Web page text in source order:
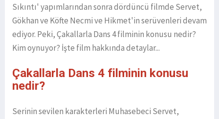
Sıkıntı' yapımlarından sonra dördüncü filmde Servet,
Gökhan ve Köfte Necmi ve Hikmet'in serüvenleri devam
ediyor. Peki, Çakallarla Dans 4 filminin konusu nedir?
Kim oynuyor? İşte film hakkında detaylar...
Çakallarla Dans 4 filminin konusu
nedir?
Serinin sevilen karakterleri Muhasebeci Servet,